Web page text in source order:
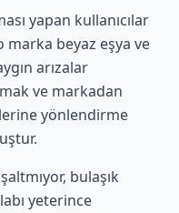
yapan kullanıcılar
marka beyaz eşya ve
arızalar
ve markadan
yönlendirme
bulaşık
yeterince